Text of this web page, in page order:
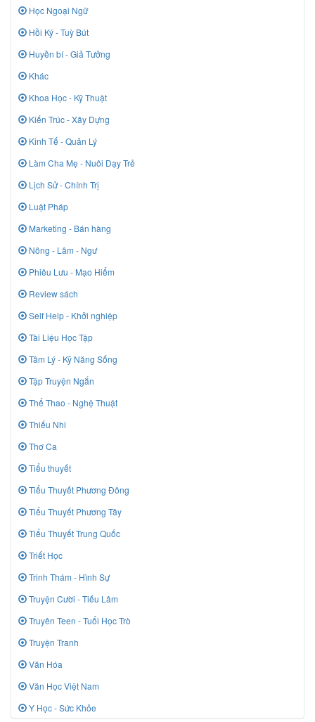
Học Ngoại Ngữ
Hồi Ký - Tuỳ Bút
Huyền bí - Giả Tưởng
Khác
Khoa Học - Kỹ Thuật
Kiến Trúc - Xây Dựng
Kinh Tế - Quản Lý
Làm Cha Mẹ - Nuôi Dạy Trẻ
Lịch Sử - Chính Trị
Luật Pháp
Marketing - Bán hàng
Nông - Lâm - Ngư
Phiêu Lưu - Mạo Hiểm
Review sách
Self Help - Khởi nghiệp
Tài Liệu Học Tập
Tâm Lý - Kỹ Năng Sống
Tập Truyện Ngắn
Thể Thao - Nghệ Thuật
Thiếu Nhi
Thơ Ca
Tiểu thuyết
Tiểu Thuyết Phương Đông
Tiểu Thuyết Phương Tây
Tiểu Thuyết Trung Quốc
Triết Học
Trinh Thám - Hình Sự
Truyện Cười - Tiếu Lâm
Truyên Teen - Tuổi Học Trò
Truyện Tranh
Văn Hóa
Văn Học Việt Nam
Y Học - Sức Khỏe